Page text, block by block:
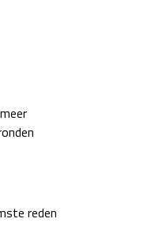
reden